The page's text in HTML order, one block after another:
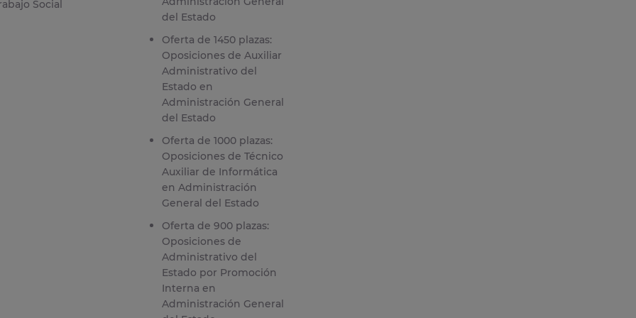
Social
del Estado
Oferta de 1450 plazas:
Oposiciones de Auxiliar
Administrativo del
Estado en
Administración General
del Estado
Oferta de 1000 plazas:
Oposiciones de Técnico
Auxiliar de Informática
en Administración
General del Estado
Oferta de 900 plazas:
Oposiciones de
Administrativo del
Estado por Promoción
Interna en
Administración General